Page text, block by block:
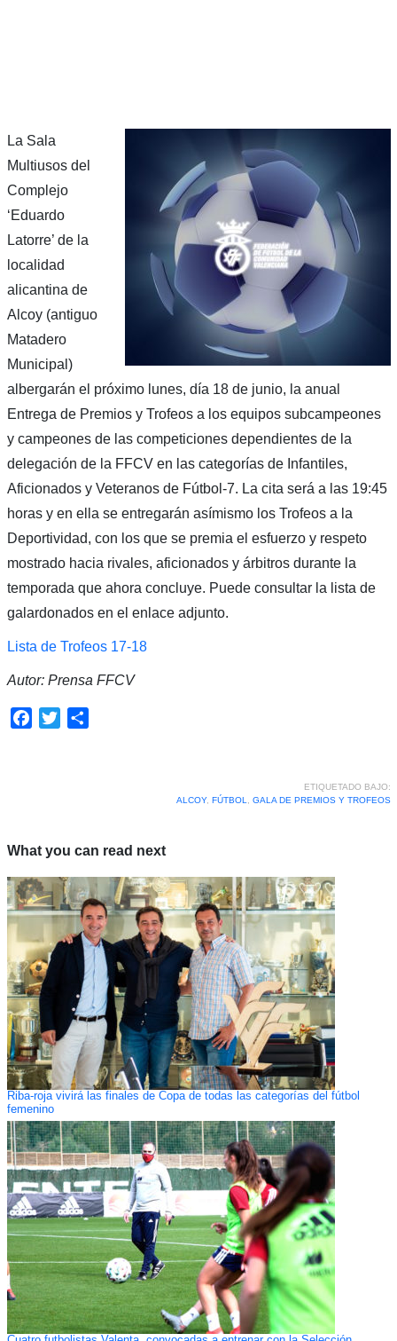
La Sala
Multiusos del
Complejo
‘Eduardo
Latorre’ de la
localidad
alicantina de
Alcoy (antiguo
Matadero
Municipal)
albergarán el próximo lunes, día 18 de junio, la anual
Entrega de Premios y Trofeos a los equipos subcampeones
y campeones de las competiciones dependientes de la
delegación de la FFCV en las categorías de Infantiles,
Aficionados y Veteranos de Fútbol-7. La cita será a las 19:45
horas y en ella se entregarán asímismo los Trofeos a la
Deportividad, con los que se premia el esfuerzo y respeto
mostrado hacia rivales, aficionados y árbitros durante la
temporada que ahora concluye. Puede consultar la lista de
galardonados en el enlace adjunto.
Lista de Trofeos 17-18
Autor: Prensa FFCV
Facebook
Twitter
ETIQUETADO BAJO:
ALCOY, FÚTBOL GALA DE PREMIOS Y TROFEOS
What you can read next
Riba-roja vivirá las finales de Copa de todas las categorías del fútbol
femenino